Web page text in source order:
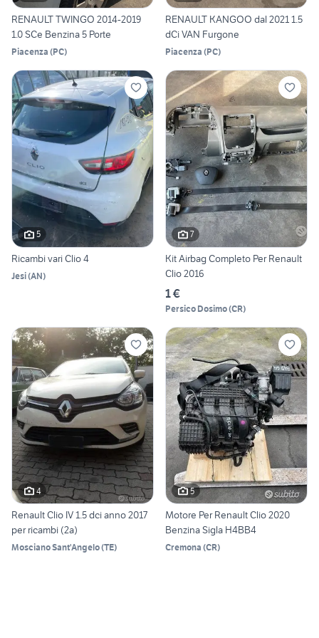
RENAULT TWINGO 2014-2019
1.0 SCe Benzina 5 Porte
Piacenza (PC)
RENAULT KANGOO dal 2021 1.5
dCi VAN Furgone
Piacenza (PC)
5
Ricambi vari Clio 4
Jesi(AN)
7
Kit Airbag Completo Per Renault
Clio 2016
1 €
Persico Dosimo(CR)
4
Renault Clio IV 1.5 dci anno 2017
per ricambi (2a)
Mosciano Sant'Angelo(TE)
5
Motore Per Renault Clio 2020
Benzina Sigla H4BB4
Cremona (CR)